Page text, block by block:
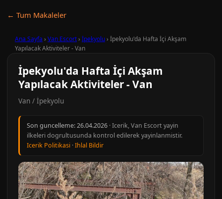
← Tum Makaleler
Ana Sayfa › Van Escort› İpekyolu› İpekyolu'da Hafta İçi Akşam
Yapılacak Aktiviteler - Van
İpekyolu'da Hafta İçi Akşam
Yapılacak Aktiviteler - Van
Van / İpekyolu
Son guncelleme:26.04.2026 · Icerik, Van Escort yayin
ilkeleri dogrultusunda kontrol edilerek yayinlanmistir.
Icerik Politikasi ·Ihlal Bildir